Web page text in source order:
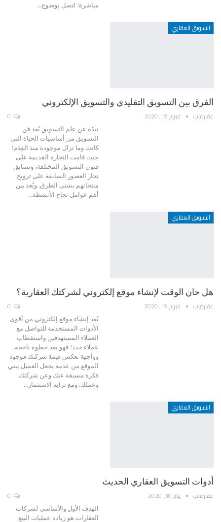
مباشرة؛ لتصل بوضوح…
التسويق العقاري
الفرق بين التسويق التقليدي والتسويق الإلكتروني
عقارماب فبراير 19, 2020
نبذة عن علم التسويق يُعد فن
التسويق من أساسيات الحياة التي
كانت وما تزال موجودة منذ القِدَم؛
حيث قامت التجارة القديمة على
فنون التسويق المختلفة، وتسابق
تجار العصور السابقة على ترويج
منتجاتهم بشتى الطرق. ويُعد من
أهم عوامل نجاح الأنشطة…
التسويق العقاري
هل حان الوقت لإنشاء موقع إلكتروني لشركتك العقارية؟
عقارماب فبراير 19, 2020
يُعد إنشاء موقع إلكتروني من أقوى
الأدوات المستخدمة للتواصل مع
العملاء المستهدفين واستقطاب
عملاء جدد؛ فهو يعد خطوة ناجحة،
وواجهة تعكس قيمة شركتك فوجود
الموقع من عدمه يجعل العميل يبني
فكرة مسبقة عنك وعن شركتك
وعملك. ومع تزايد الاستثمار…
التسويق العقاري
أدوات التسويق العقاري الحديث
عقارماب يناير 30, 2020
الهدف الأول والأساسي لشركات
العقارات هو زيادة عمليات البيع